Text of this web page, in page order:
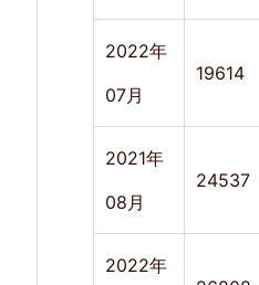
ー
4.
ペ
ー
ジ
2022年
07月
19614
2021年
08月
24537
2022年